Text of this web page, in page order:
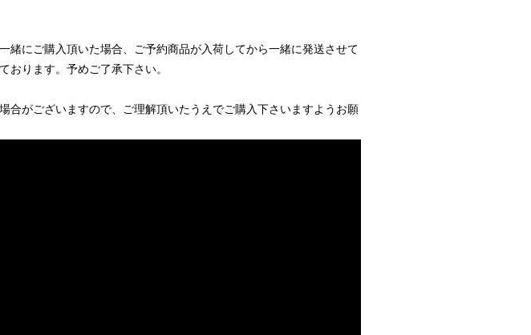
緒にご購入頂いた場合、ご予約商品が入荷してから一緒に発送させて
おります。予めご了承下さい。
合がございますので、ご理解頂いたうえでご購入下さいますようお願